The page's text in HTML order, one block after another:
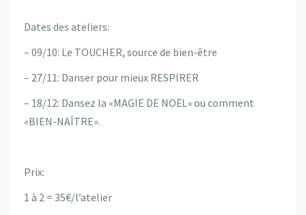
Dates des ateliers:
– 09/10: Le TOUCHER, source de bien-être
– 27/11: Danser pour mieux RESPIRER
– 18/12: Dansez la «MAGIE DE NOËL» ou comment
«BIEN-NAÎTRE».
Prix:
1 à 2 = 35€/l’atelier